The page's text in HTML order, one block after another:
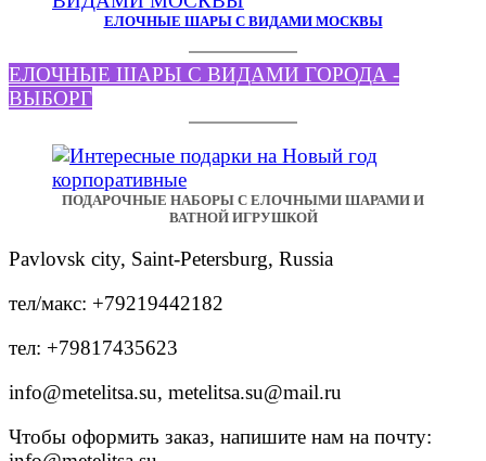
ЕЛОЧНЫЕ ШАРЫ С ВИДАМИ МОСКВЫ
ЕЛОЧНЫЕ ШАРЫ С ВИДАМИ ГОРОДА -
ВЫБОРГ
ПОДАРОЧНЫЕ НАБОРЫ С ЕЛОЧНЫМИ ШАРАМИ И
ВАТНОЙ ИГРУШКОЙ
Pavlovsk city, Saint-Petersburg, Russia
тел/макс: +79219442182
тел: +79817435623
info@metelitsa.su, metelitsa.su@mail.ru
Чтобы оформить заказ, напишите нам на почту: